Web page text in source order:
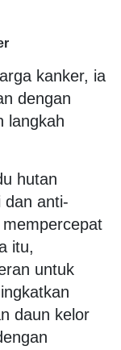
kanker, ia
dengan
langkah
hutan
dan anti-
itu,
untuk
daun kelor